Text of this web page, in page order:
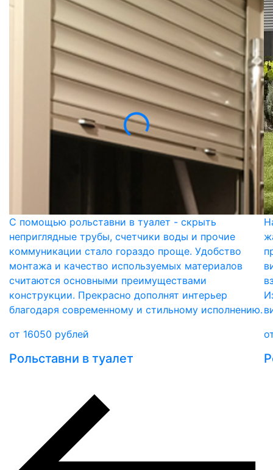
С помощью рольставни в туалет - скрыть
неприглядные трубы, счетчики воды и прочие
коммуникации стало гораздо проще. Удобство
монтажа и качество используемых материалов
считаются основными преимуществами
конструкции. Прекрасно дополнят интерьер
благодаря современному и стильному исполнению.
от 16050 рублей
Рольставни в туалет